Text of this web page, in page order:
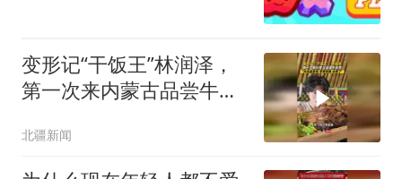
变形记“干饭王”林润泽，
第一次来内蒙古品尝牛羊
太爽了”
北疆新闻